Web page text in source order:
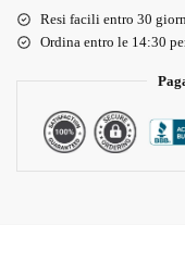
Resi facili entro 30
Ordina entro le 14:30